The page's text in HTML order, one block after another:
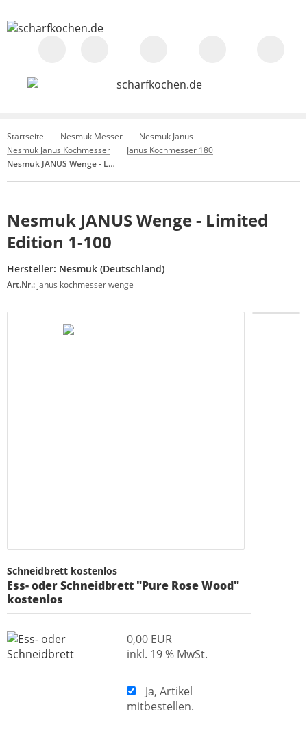
Startseite Nesmuk Messer
Nesmuk Janus
Nesmuk Janus Kochmesser
Janus Kochmesser 180
Nesmuk JANUS Wenge - Limited Edition 1-100
Nesmuk JANUS Wenge - Limited
Edition 1-100
Hersteller: Nesmuk (Deutschland)
Art.Nr.: janus kochmesser wenge
Schneidbrett kostenlos
Ess- oder Schneidbrett "Pure Rose Wood"
kostenlos
0,00 EUR
inkl. 19 % MwSt.
Ja, Artikel
mitbestellen.